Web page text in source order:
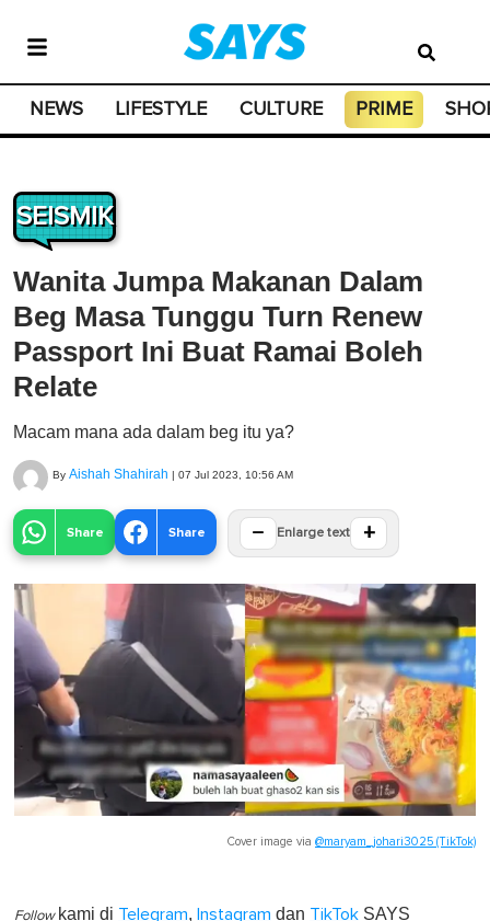
NEWS LIFESTYLE CULTURE PRIME
SEISMIK
Wanita Jumpa Makanan Dalam
Beg Masa Tunggu Turn Renew
Passport Ini Buat Ramai Boleh
Relate
Macam mana ada dalam beg itu ya?
By Aishah Shahirah | 07 Jul 2023, 10:56 AM
Share Share − Enlarge text +
Cover image via @maryam_johari3025 (TikTok)
Follow kami di Telegram, Instagram dan TikTok SAYS